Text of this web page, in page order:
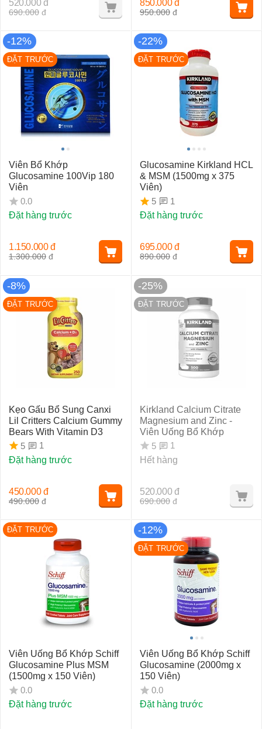
690.000 đ
520.000 đ
950.000 đ
850.000 đ
-12%
ĐẶT TRƯỚC
Viên Bổ Khớp
Glucosamine 100Vip 180
Viên
0.0
Đặt hàng trước
1.300.000 đ
1.150.000 đ
-22%
ĐẶT TRƯỚC
Glucosamine Kirkland HCL
& MSM (1500mg x 375
Viên)
5
1
Đặt hàng trước
890.000 đ
695.000 đ
-8%
ĐẶT TRƯỚC
Kẹo Gấu Bổ Sung Canxi
Lil Critters Calcium Gummy
Bears With Vitamin D3
5
1
Đặt hàng trước
490.000 đ
450.000 đ
-25%
ĐẶT TRƯỚC
Kirkland Calcium Citrate
Magnesium and Zinc -
Viên Uống Bổ Khớp
5
1
Hết hàng
690.000 đ
520.000 đ
ĐẶT TRƯỚC
Viên Uống Bổ Khớp Schiff
Glucosamine Plus MSM
(1500mg x 150 Viên)
0.0
Đặt hàng trước
-12%
ĐẶT TRƯỚC
Viên Uống Bổ Khớp Schiff
Glucosamine (2000mg x
150 Viên)
0.0
Đặt hàng trước